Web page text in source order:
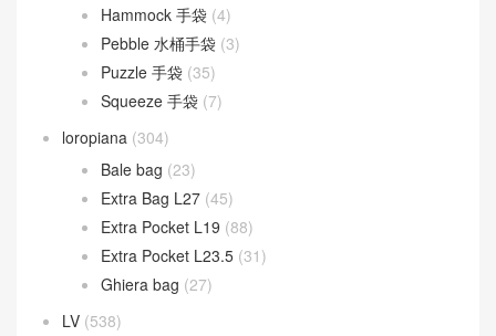
Hammock 手袋 (4)
Pebble 水桶手袋 (3)
Puzzle 手袋 (35)
Squeeze 手袋 (7)
loropiana (304)
Bale bag (23)
Extra Bag L27 (45)
Extra Pocket L19 (88)
Extra Pocket L23.5 (31)
Ghiera bag (27)
LV (538)